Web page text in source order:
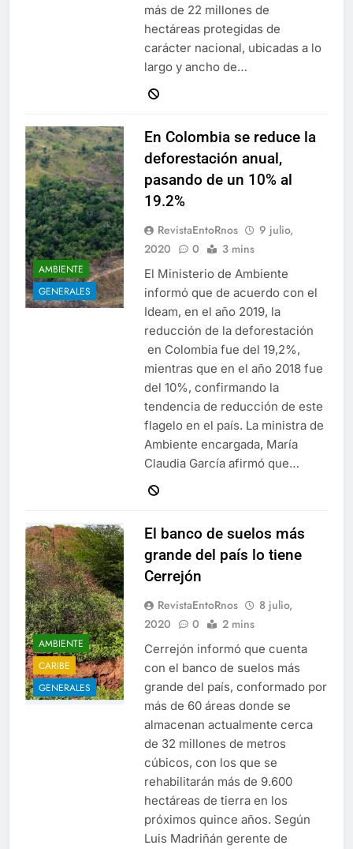
más de 22 millones de
hectáreas protegidas de
carácter nacional, ubicadas a lo
largo y ancho de…
AMBIENTE
GENERALES
En Colombia se reduce la
deforestación anual,
pasando de un 10% al
19.2%
RevistaEntoRnos
9 julio,
2020
0 3 mins
El Ministerio de Ambiente
informó que de acuerdo con el
Ideam, en el año 2019, la
reducción de la deforestación
en Colombia fue del 19,2%,
mientras que en el año 2018 fue
del 10%, confirmando la
tendencia de reducción de este
flagelo en el país. La ministra de
Ambiente encargada, María
Claudia García afirmó que…
AMBIENTE
CARIBE
GENERALES
El banco de suelos más
grande del país lo tiene
Cerrejón
RevistaEntoRnos
8 julio,
2020
0 2 mins
Cerrejón informó que cuenta
con el banco de suelos más
grande del país, conformado por
más de 60 áreas donde se
almacenan actualmente cerca
de 32 millones de metros
cúbicos, con los que se
rehabilitarán más de 9.600
hectáreas de tierra en los
próximos quince años. Según
Luis Madriñán gerente de